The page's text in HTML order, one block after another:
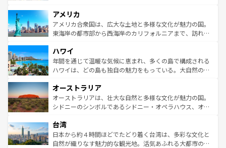
ンツ一覧を参照してほしい。
の建物がそのまま残る町や、スイスならではのユニークな
博物館もあり、アルプス観光だけでなく町歩きも満喫する
ことができる。国民の所得が高いため物価も高いが、旅行
ば市内交通費無料で観光を楽しむこともできる。 なお、新
着のスイス情報はコンテンツ一覧 を参照してほしい。
アメリカ
アメリカ合衆国は、広大な土地と多様な文化が魅力の国。
東海岸の都市部から西海岸のカリフォルニアまで、訪れる
のような巨大都市は、観光、ショッピング、エンターテイ
ンメントが詰まった刺激的なスポットだ。一方、アメリカ
西部には大自然が広がり、グランドキャニオンやイエロー
部のニューオーリンズでは、音楽と美食が融合した独特の
文化が魅力。旅行者はアメリカの各地域で異なる魅力を楽
しみながら、その多様性と豊かな歴史を感じることができ
ならではの贅沢な旅のスタイルだ。 なお、新着のアメリカ
情報はコンテンツ一覧を参照してほしい。
ハワイ
年間を通じて温暖な気候に恵まれ、多くの島で構成される
ハワイは、どの島も独自の魅力をもっている。大自然の神
ワイ島は見逃せない。また、定番の観光地といえばオアフ
島だが、静かな自然を求めるならマウイ島やカウアイ島が
おすすめ。エメラルドグリーンに輝く海をはじめ、豊かな
れるおもてなしの心で訪れる人々を迎えてくれるハワイの
人々、おいしいローカルフードやハワイアンミュージッ
ク、伝統的なフラダンスなど、すべてがハワイの魅力を彩
オーストラリア
オーストラリアは、壮大な自然と多様な文化が魅力の国。
シドニーのシンボルであるシドニー・オペラハウス、オー
リアリーフや大陸中央部にそびえるウルル（エアーズロッ
ク）、タスマニアの美しい原生林やケアンズの熱帯雨林な
ど、見どころがたくさん。また、カフェやワイン、オージ
台湾
日本から約４時間ほどでたどり着く台湾は、多彩な文化と
自然が織りなす魅力的な観光地。活気あふれる大都市の台